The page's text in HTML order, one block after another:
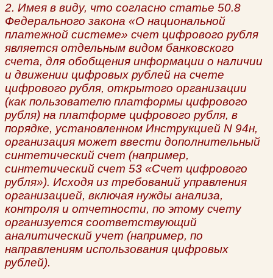
2. Имея в виду, что согласно статье 50.8
Федерального закона «О национальной
платежной системе» счет цифрового рубля
является отдельным видом банковского
счета, для обобщения информации о наличии
и движении цифровых рублей на счете
цифрового рубля, открытого организации
(как пользователю платформы цифрового
рубля) на платформе цифрового рубля, в
порядке, установленном Инструкцией N 94н,
организация может ввести дополнительный
синтетический счет (например,
синтетический счет 53 «Счет цифрового
рубля»). Исходя из требований управления
организацией, включая нужды анализа,
контроля и отчетности, по этому счету
организуется соответствующий
аналитический учет (например, по
направлениям использования цифровых
рублей).